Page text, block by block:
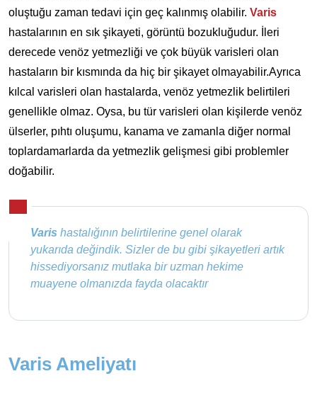
oluştuğu zaman tedavi için geç kalınmış olabilir. Varis
hastalarının en sık şikayeti, görüntü bozukluğudur. İleri
derecede venöz yetmezliği ve çok büyük varisleri olan
hastaların bir kısmında da hiç bir şikayet olmayabilir.Ayrıca
kılcal varisleri olan hastalarda, venöz yetmezlik belirtileri
genellikle olmaz. Oysa, bu tür varisleri olan kişilerde venöz
ülserler, pıhtı oluşumu, kanama ve zamanla diğer normal
toplardamarlarda da yetmezlik gelişmesi gibi problemler
doğabilir.
Varis hastalığının belirtilerine genel olarak
yukarıda değindik. Sizler de bu gibi şikayetleri artık
hissediyorsanız mutlaka bir uzman hekime
muayene olmanızda fayda olacaktır
Varis Ameliyatı